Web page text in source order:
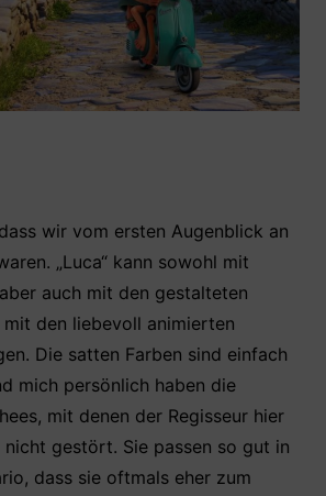
wir vom ersten Augenblick an
„Luca“ kann sowohl mit
auch mit den gestalteten
den liebevoll animierten
Die satten Farben sind einfach
mich persönlich haben die
mit denen der Regisseur hier
gestört. Sie passen so gut in
dass sie oftmals eher zum